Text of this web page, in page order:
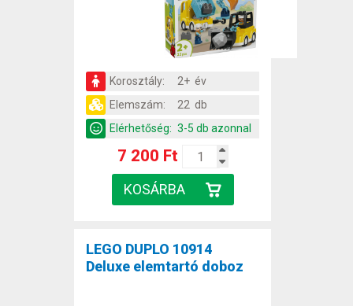
Korosztály:
2+ év
Elemszám:
22 db
Elérhetőség: 3-5 db azonnal
7 200 Ft
LEGO DUPLO 10914
Deluxe elemtartó doboz